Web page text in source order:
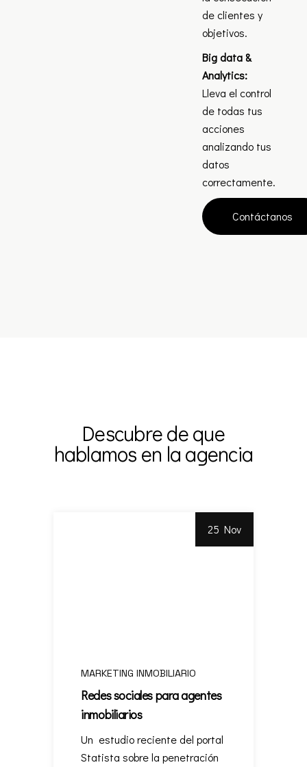
de clientes y
objetivos.
Big data &
Analytics:
Lleva el control
de todas tus
acciones
analizando tus
datos
correctamente.
Contáctanos
Descubre de que
hablamos en la agencia
25 Nov
MARKETING INMOBILIARIO
Redes sociales para agentes
inmobiliarios
Un estudio reciente del portal
Statista sobre la penetración